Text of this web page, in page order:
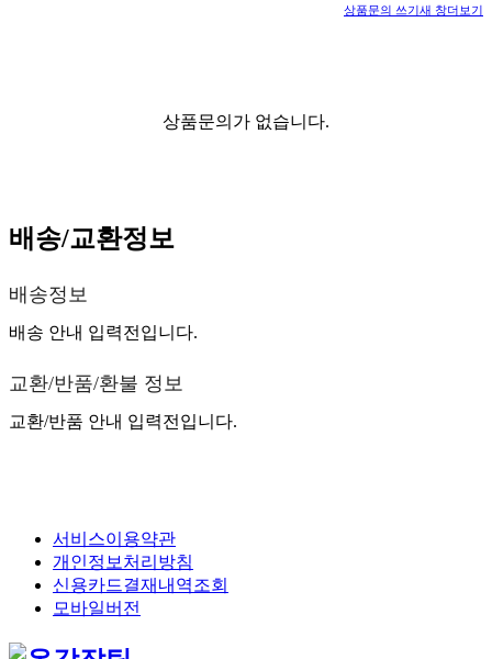
상품문의 쓰기새 창더보기
상품문의가 없습니다.
배송/교환정보
배송정보
배송 안내 입력전입니다.
교환/반품/환불 정보
교환/반품 안내 입력전입니다.
서비스이용약관
개인정보처리방침
신용카드결재내역조회
모바일버전